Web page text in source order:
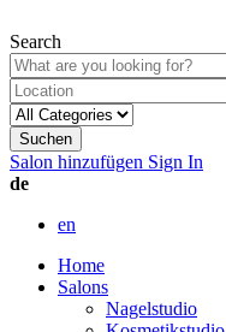
Search
Suchen
Salon hinzufügen Sign In
de
en
Home
Salons
Nagelstudio